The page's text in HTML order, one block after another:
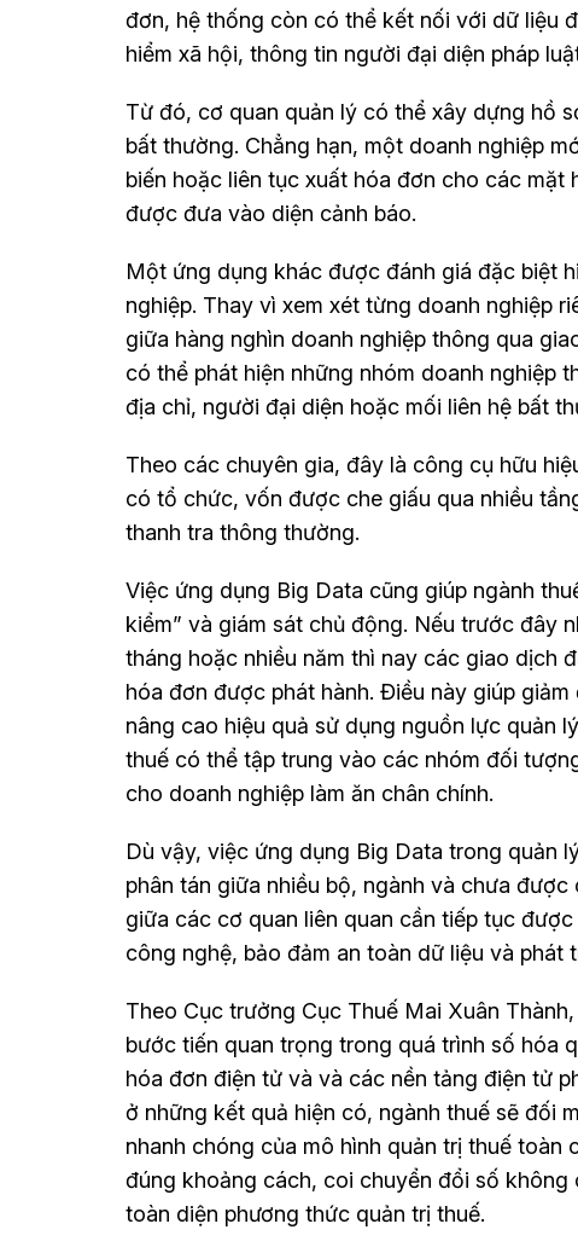
đơn, hệ thống còn có thể kết nối với dữ liệu
hiểm xã hội, thông tin người đại diện pháp
Từ đó, cơ quan quản lý có thể xây dựng hồ
bất thường. Chẳng hạn, một doanh nghiệp
biến hoặc liên tục xuất hóa đơn cho các
được đưa vào diện cảnh báo.
Một ứng dụng khác được đánh giá đặc biệt
nghiệp. Thay vì xem xét từng doanh nghiệp
giữa hàng nghìn doanh nghiệp thông qua
có thể phát hiện những nhóm doanh nghiệp
địa chỉ, người đại diện hoặc mối liên hệ bất
Theo các chuyên gia, đây là công cụ hữu
có tổ chức, vốn được che giấu qua nhiều
thanh tra thông thường.
Việc ứng dụng Big Data cũng giúp ngành
kiểm” và giám sát chủ động. Nếu trước đây
tháng hoặc nhiều năm thì nay các giao dịch
hóa đơn được phát hành. Điều này giúp
nâng cao hiệu quả sử dụng nguồn lực quản
thuế có thể tập trung vào các nhóm đối
cho doanh nghiệp làm ăn chân chính.
Dù vậy, việc ứng dụng Big Data trong quản
phân tán giữa nhiều bộ, ngành và chưa
giữa các cơ quan liên quan cần tiếp tục
công nghệ, bảo đảm an toàn dữ liệu và phát
Theo Cục trưởng Cục Thuế Mai Xuân
bước tiến quan trọng trong quá trình số hóa
hóa đơn điện tử và và các nền tảng điện tử
ở những kết quả hiện có, ngành thuế sẽ đối
nhanh chóng của mô hình quản trị thuế toàn
đúng khoảng cách, coi chuyển đổi số
toàn diện phương thức quản trị thuế.